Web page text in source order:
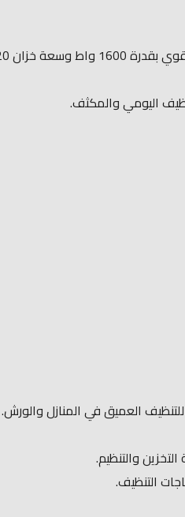
اليومي والمكثف.
والتنظيم.​
التنظيف.​